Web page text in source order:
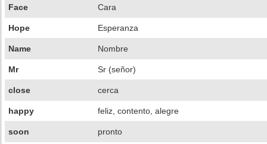
Face Cara
Hope Esperanza
Name Nombre
Mr Sr (señor)
close cerca
happy feliz, contento, alegre
soon pronto